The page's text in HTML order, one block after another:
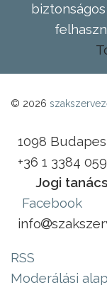
© 2026
1098
+36 1 3384 059
Jogi
Facebook
info
RSS
Moderálási